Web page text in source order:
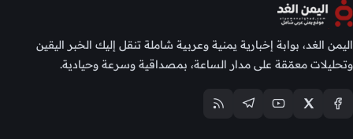
اليمن الغد، بوابة إخبارية يمنية وعربية شاملة تنقل إليك الخبر اليقين
وتحليلات معمّقة على مدار الساعة، بمصداقية وسرعة وحيادية.